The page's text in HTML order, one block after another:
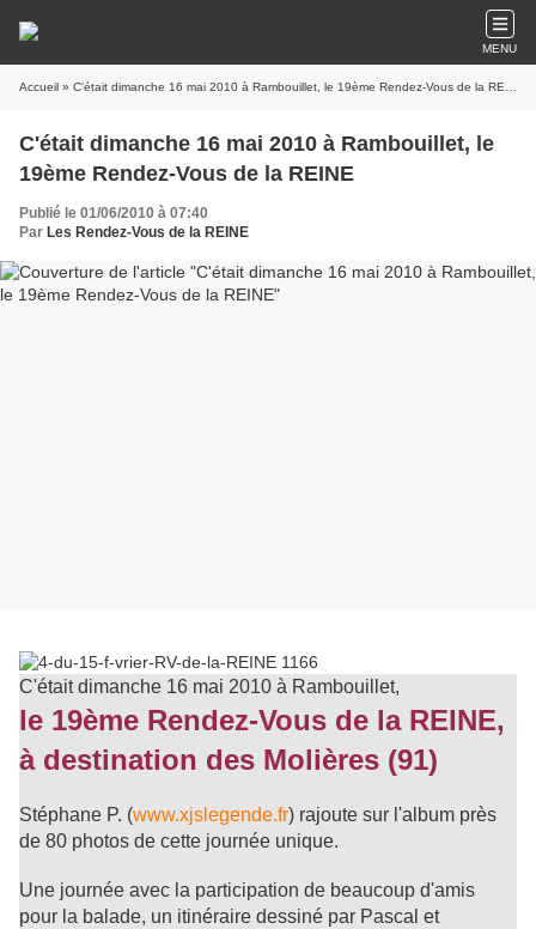
MENU
Accueil » C'était dimanche 16 mai 2010 à Rambouillet, le 19ème Rendez-Vous de la REINE
C'était dimanche 16 mai 2010 à Rambouillet, le
19ème Rendez-Vous de la REINE
Publié le 01/06/2010 à 07:40
Par Les Rendez-Vous de la REINE
C'était dimanche 16 mai 2010 à Rambouillet,
le 19ème Rendez-Vous de la REINE,
à destination des Molières (91)
Stéphane P. (www.xjslegende.fr) rajoute sur l'album près
de 80 photos de cette journée unique.
Une journée avec la participation de beaucoup d'amis
pour la balade, un itinéraire dessiné par Pascal et